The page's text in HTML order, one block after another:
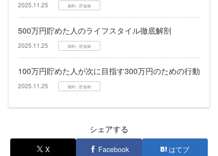
2025.11.25 節約・貯金術
500万円貯めた人のライフスタイル徹底解剖
2025.11.25 節約・貯金術
100万円貯めた人が次に目指す300万円のための行動
2025.11.25 節約・貯金術
シェアする
X Facebook はてブ